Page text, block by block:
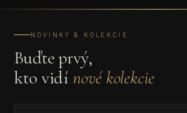
NOVINKY & KOLEKCIE
Buďte prvý,
kto vidínové kolekcie